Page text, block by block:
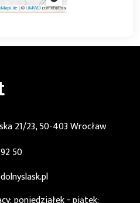
21/23, 50-403 Wrocław
50